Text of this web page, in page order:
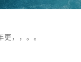
，，。。